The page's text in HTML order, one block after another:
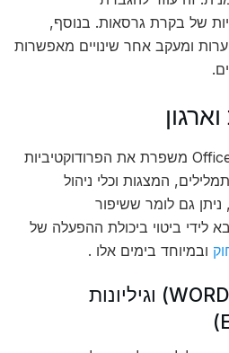
של בקרת גרסאות. בנוסף,
ומעקב אחר שינויים מאפשרות
בחלק זה נחקור כיצד Office 365 משפרת את הפרודוקטיביות
המצגות וכלי ניהול
גם לומר ששיפור
הפרודוקטיביות של ה 365 בא לידי ביטוי ביכולת ההפעלה של
ובמיוחד בימים אלו .
א. עיבוד תמלילים (WORD) וגיליונות